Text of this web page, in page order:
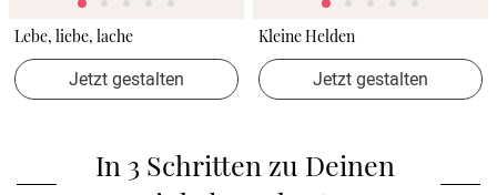
Lebe, liebe, lache
Jetzt gestalten
Kleine Helden
Jetzt gestalten
In 3 Schritten zu Deinen